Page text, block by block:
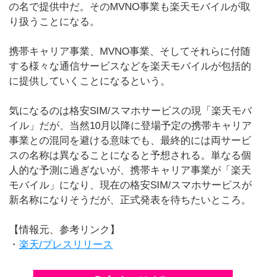
の名で提供中だ。そのMVNO事業も楽天モバイルが取
り扱うことになる。
携帯キャリア事業、MVNO事業、そしてそれらに付随
する様々な通信サービスなどを楽天モバイルが包括的
に提供していくことになるという。
気になるのは格安SIM/スマホサービスの現「楽天モバ
イル」だが、当然10月以降に登場予定の携帯キャリア
事業との混同を避ける意味でも、最終的には両サービ
スの名称は異なることになると予想される。単なる個
人的な予測に過ぎないが、携帯キャリア事業が「楽天
モバイル」になり、現在の格安SIM/スマホサービスが
新名称になりそうだが、正式発表を待ちたいところ。
【情報元、参考リンク】
・ 楽天/プレスリリース